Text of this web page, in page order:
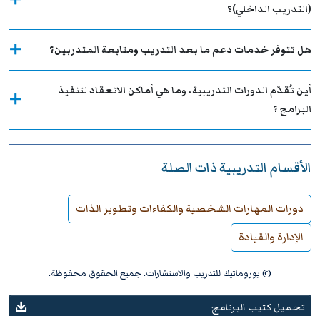
(التدريب الداخلي)؟
هل تتوفر خدمات دعم ما بعد التدريب ومتابعة المتدربين؟
أين تُقدّم الدورات التدريبية، وما هي أماكن الانعقاد لتنفيذ
البرامج ؟
الأقسام التدريبية ذات الصلة
دورات المهارات الشخصية والكفاءات وتطوير الذات
الإدارة والقيادة
© يوروماتيك للتدريب والاستشارات. جميع الحقوق محفوظة.
تحميل كتيب البرنامج